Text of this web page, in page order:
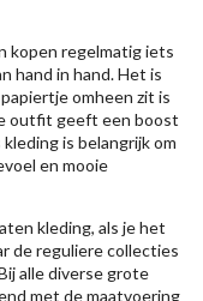
kopen regelmatig iets
hand in hand. Het is
omheen zit is
outfit geeft een boost
is belangrijk om
en mooie
kleding, als je het
de reguliere collecties
alle diverse grote
met de maatvoering